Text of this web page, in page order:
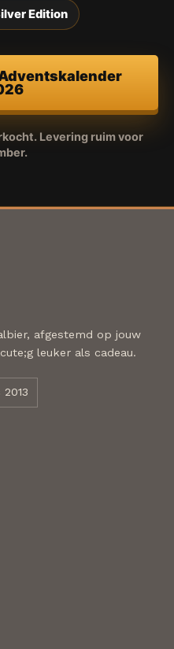
Edition
Levering ruim voor
afgestemd op jouw
leuker als cadeau.